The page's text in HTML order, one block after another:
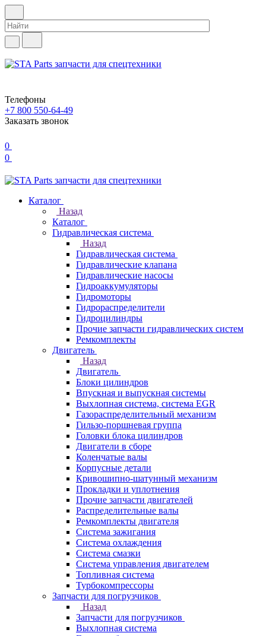
Телефоны
+7 800 550-64-49
Заказать звонок
0
0
Каталог
Назад
Каталог
Гидравлическая система
Назад
Гидравлическая система
Гидравлические клапана
Гидравлические насосы
Гидроаккумуляторы
Гидромоторы
Гидрораспределители
Гидроцилиндры
Прочие запчасти гидравлических систем
Ремкомплекты
Двигатель
Назад
Двигатель
Блоки цилиндров
Впускная и выпускная системы
Выхлопная система, система EGR
Газораспределительный механизм
Гильзо-поршневая группа
Головки блока цилиндров
Двигатели в сборе
Коленчатые валы
Корпусные детали
Кривошипно-шатунный механизм
Прокладки и уплотнения
Прочие запчасти двигателей
Распределительные валы
Ремкомплекты двигателя
Система зажигания
Система охлаждения
Система смазки
Система управления двигателем
Топливная система
Турбокомпрессоры
Запчасти для погрузчиков
Назад
Запчасти для погрузчиков
Выхлопная система